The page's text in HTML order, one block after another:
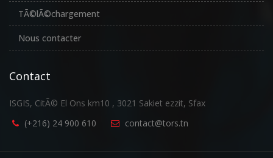
TÃ©lÃ©chargement
Nous contacter
Contact
ISGIS, CitÃ© El Ons km10 , 3021 Sakiet ezzit, Sfax
(+216) 24 900 610
contact@tors.tn